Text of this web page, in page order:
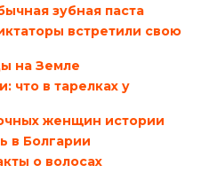
зубная паста
встретили свою
на Земле
что в тарелках у
женщин истории
в Болгарии
о волосах